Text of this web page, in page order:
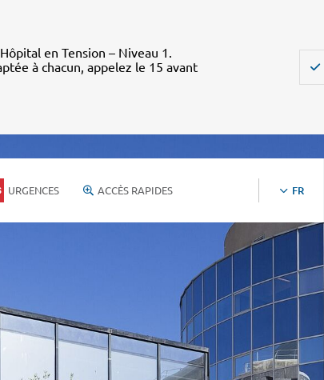
en Tension – Niveau 1.
à chacun, appelez le 15 avant
URGENCES ACCÈS RAPIDES FR